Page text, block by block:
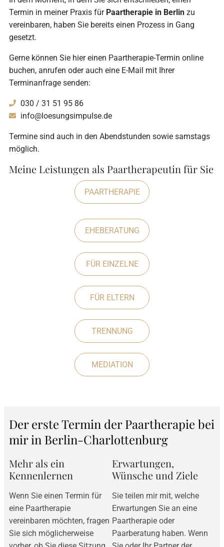
Termin in meiner Praxis für Paartherapie in Berlin zu
vereinbaren, haben Sie bereits einen Prozess in Gang
gesetzt.
Gerne können Sie hier einen Paartherapie-Termin online
buchen, anrufen oder auch eine E-Mail mit Ihrer
Terminanfrage senden:
030 / 31 51 95 86
info@loesungsimpulse.de
Termine sind auch in den Abendstunden sowie samstags
möglich.
Meine Leistungen als Paartherapeutin für Sie
PAARTHERAPIE
EHEBERATUNG
FÜR EINZELNE
FÜR ELTERN
TRENNUNG
MEDIATION
Der erste Termin der Paartherapie bei
mir in Berlin-Charlottenburg
Mehr als ein
Kennenlernen
Wenn Sie einen Termin für
eine Paartherapie
vereinbaren möchten, fragen
Sie sich möglicherweise
Erwartungen,
Wünsche und Ziele
Sie teilen mir mit, welche
Erwartungen Sie an eine
Paartherapie oder
Paarberatung haben. Wenn